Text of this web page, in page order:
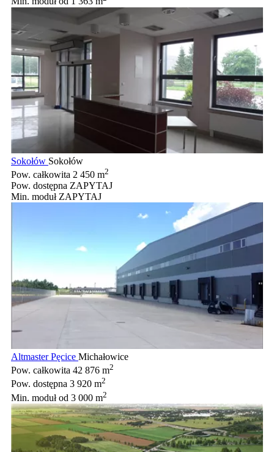
Sokołów Sokołów
Pow. całkowita 2 450 m2
Pow. dostępna ZAPYTAJ
Min. moduł ZAPYTAJ
Altmaster Pęcice Michałowice
Pow. całkowita 42 876 m2
Pow. dostępna 3 920 m2
Min. modułod 3 000 m2